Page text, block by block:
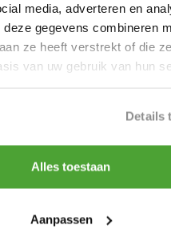
media, adverteren en
deze gegevens combineren
ze heeft verstrekt of die
van uw gebruik van hun
Details
Alles toestaan
Aanpassen
Delen